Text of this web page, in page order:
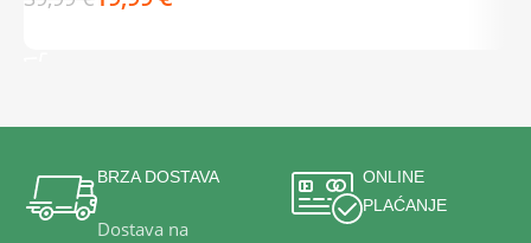
BRZA DOSTAVA
Dostava na
ONLINE
PLAĆANJE